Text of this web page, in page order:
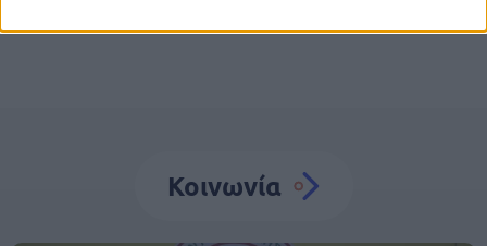
Κοινωνία